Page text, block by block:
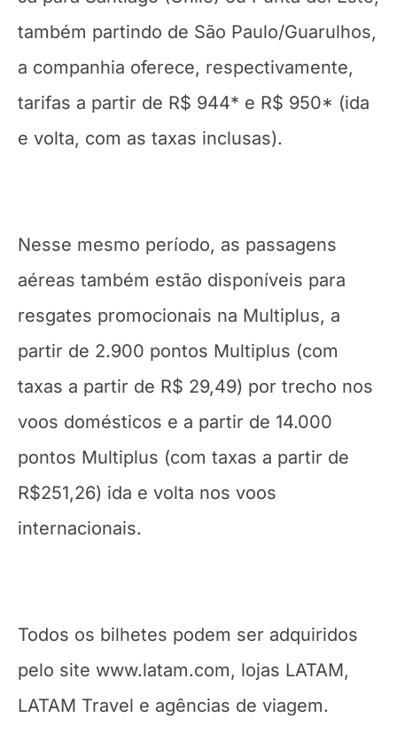
também partindo de São Paulo/Guarulhos,
a companhia oferece, respectivamente,
tarifas a partir de R$ 944* e R$ 950* (ida
e volta, com as taxas inclusas).
Nesse mesmo período, as passagens
aéreas também estão disponíveis para
resgates promocionais na Multiplus, a
partir de 2.900 pontos Multiplus (com
taxas a partir de R$ 29,49) por trecho nos
voos domésticos e a partir de 14.000
pontos Multiplus (com taxas a partir de
R$251,26) ida e volta nos voos
internacionais.
Todos os bilhetes podem ser adquiridos
pelo site www.latam.com, lojas LATAM,
LATAM Travel e agências de viagem.